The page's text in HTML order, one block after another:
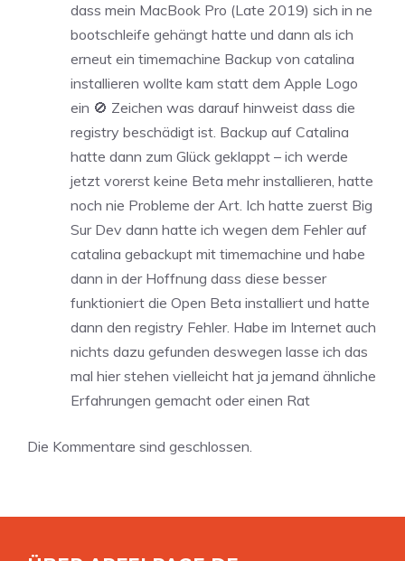
dass mein MacBook Pro (Late 2019) sich in ne
bootschleife gehängt hatte und dann als ich
erneut ein timemachine Backup von catalina
installieren wollte kam statt dem Apple Logo
ein 🚫 Zeichen was darauf hinweist dass die
registry beschädigt ist. Backup auf Catalina
hatte dann zum Glück geklappt – ich werde
jetzt vorerst keine Beta mehr installieren, hatte
noch nie Probleme der Art. Ich hatte zuerst Big
Sur Dev dann hatte ich wegen dem Fehler auf
catalina gebackupt mit timemachine und habe
dann in der Hoffnung dass diese besser
funktioniert die Open Beta installiert und hatte
dann den registry Fehler. Habe im Internet auch
nichts dazu gefunden deswegen lasse ich das
mal hier stehen vielleicht hat ja jemand ähnliche
Erfahrungen gemacht oder einen Rat
Die Kommentare sind geschlossen.